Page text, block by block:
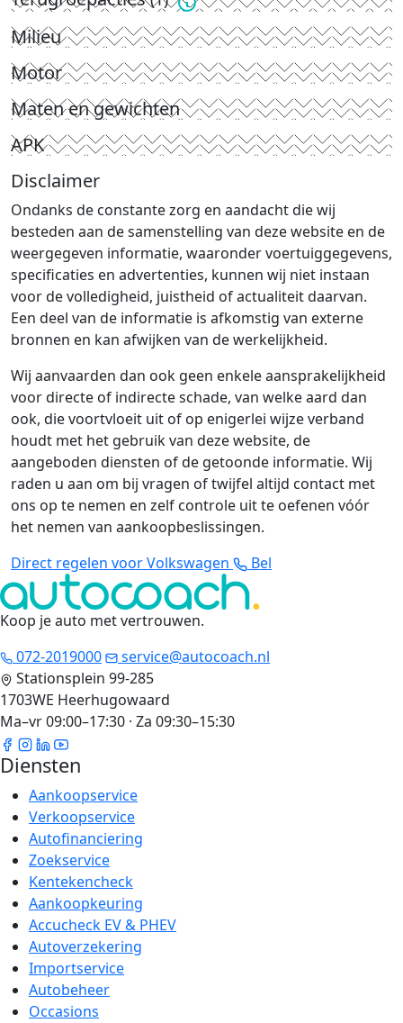
Milieu
Motor
Maten en gewichten
APK
Disclaimer
Ondanks de constante zorg en aandacht die wij
besteden aan de samenstelling van deze website en de
weergegeven informatie, waaronder voertuiggegevens,
specificaties en advertenties, kunnen wij niet instaan
voor de volledigheid, juistheid of actualiteit daarvan.
Een deel van de informatie is afkomstig van externe
bronnen en kan afwijken van de werkelijkheid.
Wij aanvaarden dan ook geen enkele aansprakelijkheid
voor directe of indirecte schade, van welke aard dan
ook, die voortvloeit uit of op enigerlei wijze verband
houdt met het gebruik van deze website, de
aangeboden diensten of de getoonde informatie. Wij
raden u aan om bij vragen of twijfel altijd contact met
ons op te nemen en zelf controle uit te oefenen vóór
het nemen van aankoopbeslissingen.
Direct regelen voor Volkswagen
Bel
Koop je auto met vertrouwen.
072-2019000
service@autocoach.nl
Stationsplein 99-285
1703WE Heerhugowaard
Ma–vr 09:00–17:30 · Za 09:30–15:30
Diensten
Aankoopservice
Verkoopservice
Autofinanciering
Zoekservice
Kentekencheck
Aankoopkeuring
Accucheck EV & PHEV
Autoverzekering
Importservice
Autobeheer
Occasions